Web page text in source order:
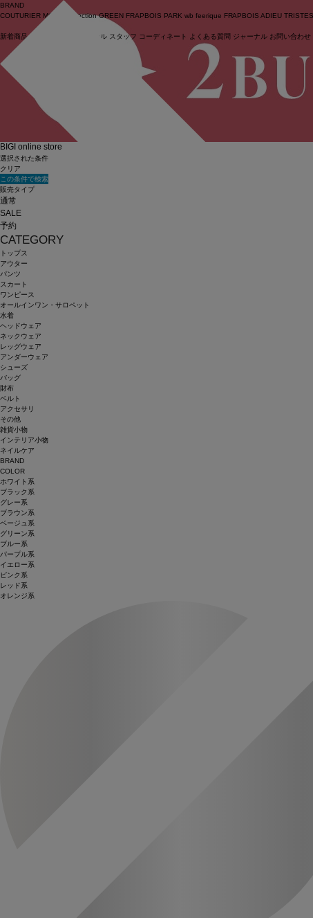
ログイン
BRAND
COUTURIER MOGA Collection GREEN FRAPBOIS PARK wb feerique FRAPBOIS ADIEU
新着商品 (ライブ) セール スタッフ コーディネート よくある質問 ジャーナル お問い合わせ
BIGI online store
選択された条件
クリア
この条件で検索
販売タイプ
通常
SALE
予約
CATEGORY
トップス
アウター
パンツ
スカート
ワンピース
オールインワン・サロペット
水着
ヘッドウェア
ネックウェア
レッグウェア
アンダーウェア
シューズ
バッグ
財布
ベルト
アクセサリ
その他
雑貨小物
インテリア小物
ネイルケア
BRAND
COLOR
ホワイト系
ブラック系
グレー系
ブラウン系
ベージュ系
グリーン系
ブルー系
パープル系
イエロー系
ピンク系
レッド系
オレンジ系